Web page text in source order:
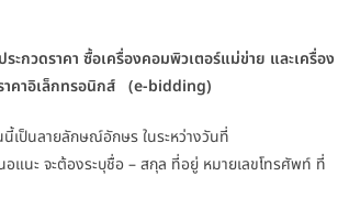
ะกวดราคา ซื้อเครื่องคอมพิวเตอร์แม่ข่าย และเครื่อง
าคาอิเล็กทรอนิกส์ (e-bidding)
นี้เป็นลายลักษณ์อักษร ในระหว่างวันที่
นะ จะต้องระบุชื่อ – สกุล ที่อยู่ หมายเลขโทรศัพท์ ที่